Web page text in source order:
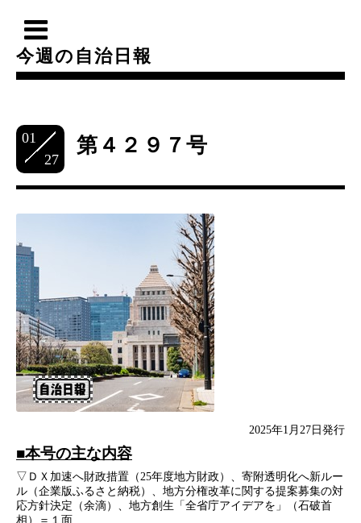
今週の自治日報
01
27
第４２９７号
2025年1月27日発行
■本号の主な内容
▽ＤＸ加速へ財政措置（25年度地方財政）、寄附透明化へ新ルー
ル（企業版ふるさと納税）、地方分権改革に関する提案募集の対
応方針決定（余滴）、地方創生「全省庁アイデアを」（石破首
相）＝１面